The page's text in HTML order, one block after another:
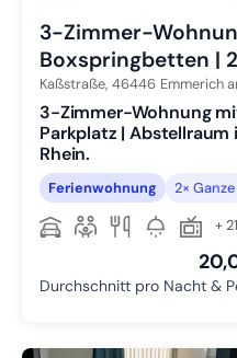
3-Zimmer-
Boxspringbetten |
Kaßstraße, 46446 Emmerich
3-Zimmer-Wohnung
Parkplatz | Abstellraum
Rhein.
Ferienwohnung 2×
+
Durchschnitt pro Nacht &